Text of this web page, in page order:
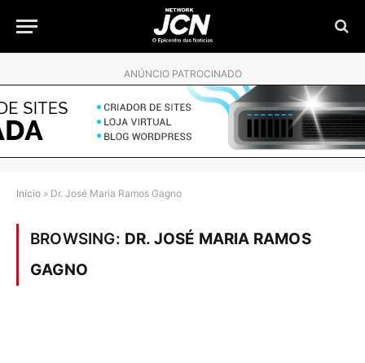
ANÚNCIO PATROCINADO
Início » Dr. José Maria Ramos Gagno
BROWSING: DR. JOSÉ MARIA RAMOS
GAGNO